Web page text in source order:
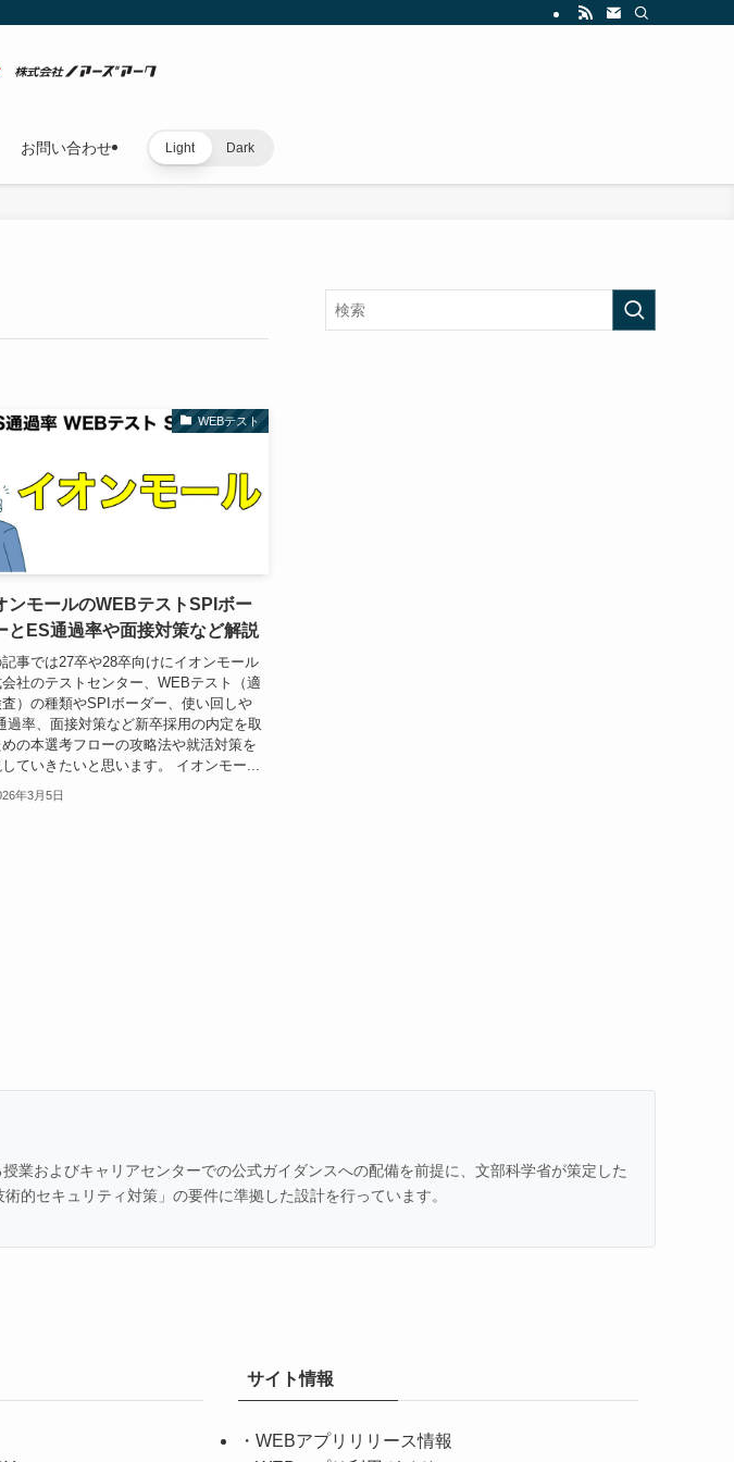
お問い合わせ Light Dark
WEBテスト
ンモールのWEBテストSPIボー
とES通過率や面接対策など解説
記事では27卒や28卒向けにイオンモール
社のテストセンター、WEBテスト（適
）の種類やSPIボーダー、使い回しや
過率、面接対策など新卒採用の内定を取
めの本選考フローの攻略法や就活対策を
ていきたいと思います。 イオンモー...
年3月5日
およびキャリアセンターでの公式ガイダンスへの配備を前提に、文部科学省が策定した
的セキュリティ対策」の要件に準拠した設計を行っています。
サイト情報
・ WEBアプリリリース情報